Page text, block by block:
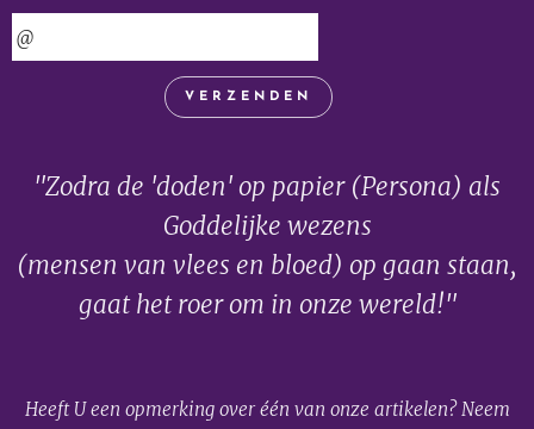
VERZENDEN
"Zodra de 'doden' op papier (Persona) als
Goddelijke wezens
(mensen van vlees en bloed) op gaan staan,
gaat het roer om in onze wereld!"
Heeft U een opmerking over één van onze artikelen? Neem